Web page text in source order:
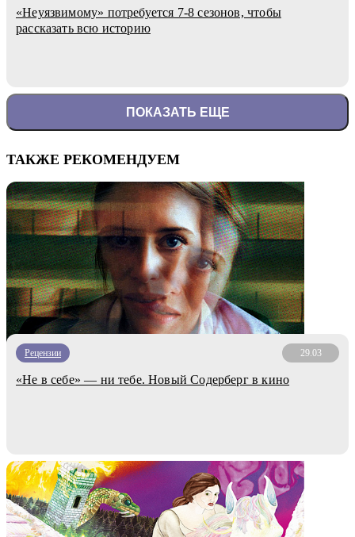
«Неуязвимому» потребуется 7-8 сезонов, чтобы
рассказать всю историю
ПОКАЗАТЬ ЕЩЕ
ТАКЖЕ РЕКОМЕНДУЕМ
Рецензии 29.03
«Не в себе» — ни тебе. Новый Содерберг в кино